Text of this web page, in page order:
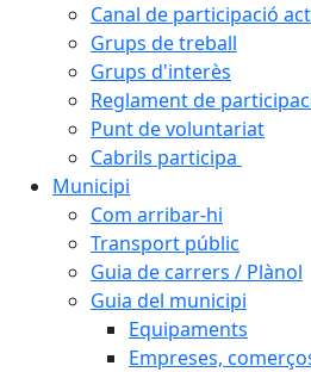
Canal de participació
Grups de treball
Grups d'interès
Reglament de
Punt de voluntariat
Cabrils participa
Municipi
Com arribar-hi
Transport públic
Guia de carrers / Plànol
Guia del municipi
Equipaments
Empreses,